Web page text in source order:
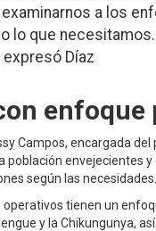
examinarnos a los
lo que
Díaz
enfoque
Campos, encargada
población envejecientes
según las necesidades.
tienen un
y la Chikungunya,